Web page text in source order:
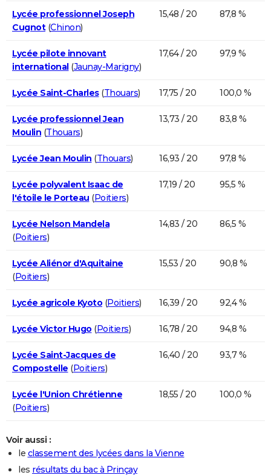
Lycée professionnel Joseph
Cugnot(Chinon)
15,48 / 20 87,8 %
Lycée pilote innovant
international(Jaunay-Marigny)
17,64 / 20 97,9 %
Lycée Saint-Charles(Thouars) 17,75 / 20 100,0 %
Lycée professionnel Jean
Moulin (Thouars)
13,73 / 20 83,8 %
Lycée Jean Moulin (Thouars) 16,93 / 20 97,8 %
Lycée polyvalent Isaac de
l'étoile le Porteau (Poitiers)
17,19 / 20 95,5 %
Lycée Nelson Mandela
(Poitiers)
14,83 / 20 86,5 %
Lycée Aliénor d'Aquitaine
(Poitiers)
15,53 / 20 90,8 %
Lycée agricole Kyoto (Poitiers) 16,39 / 20 92,4 %
Lycée Victor Hugo (Poitiers) 16,78 / 20 94,8 %
Lycée Saint-Jacques de
Compostelle (Poitiers)
16,40 / 20 93,7 %
Lycée l'Union Chrétienne
(Poitiers)
18,55 / 20 100,0 %
Voir aussi :
le classement des lycées dans la Vienne
les résultats du bac à Prinçay